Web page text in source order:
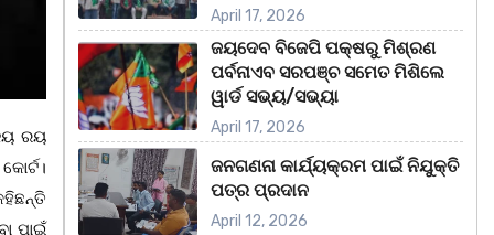
ରୟ
ପାଇଁ
April 17, 2026
ଜୟଦେବ ବିଜେପି ପକ୍ଷରୁ ମିଶ୍ରଣ
ପର୍ବନାଏବ ସରପଞ୍ଚ ସମେତ ମିଶିଲେ
ୱାର୍ଡ ସଭ୍ୟ/ସଭ୍ୟା
April 17, 2026
ଜନଗଣନା କାର୍ଯ୍ୟକ୍ରମ ପାଇଁ ନିଯୁକ୍ତି
ପତ୍ର ପ୍ରଦାନ
April 12, 2026